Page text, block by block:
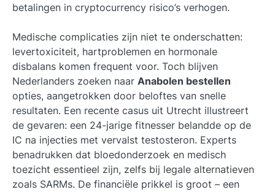
betalingen in cryptocurrency risico’s verhogen.
Medische complicaties zijn niet te onderschatten:
levertoxiciteit, hartproblemen en hormonale
disbalans komen frequent voor. Toch blijven
Nederlanders zoeken naar Anabolen bestellen
opties, aangetrokken door beloftes van snelle
resultaten. Een recente casus uit Utrecht illustreert
de gevaren: een 24-jarige fitnesser belandde op de
IC na injecties met vervalst testosteron. Experts
benadrukken dat bloedonderzoek en medisch
toezicht essentieel zijn, zelfs bij legale alternatieven
zoals SARMs. De financiële prikkel is groot – een